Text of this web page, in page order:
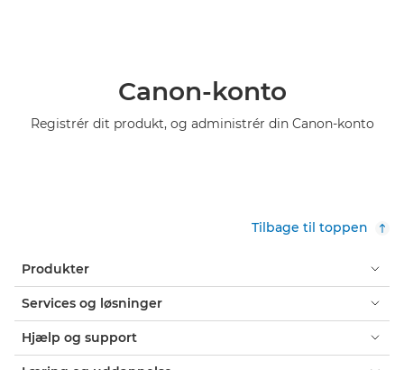
Canon-konto
Registrér dit produkt, og administrér din Canon-konto
Tilbage til toppen
Produkter
Services og løsninger
Hjælp og support